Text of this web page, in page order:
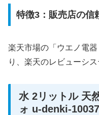
特徴3：販売店の信
楽天市場の「ウエノ電
り、楽天のレビューシ
水 2リットル 天
ォ u-denki-